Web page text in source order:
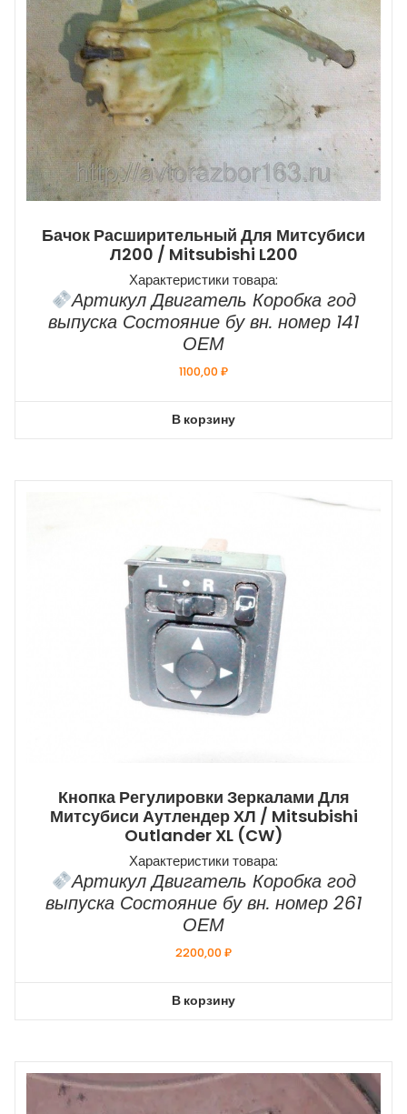
Бачок Расширительный Для Митсубиси
Л200 / Mitsubishi L200
Характеристики товара:
Артикул Двигатель Коробка год
выпуска Состояние бу вн. номер 141
ОЕМ
1100,00₽
В корзину
Кнопка Регулировки Зеркалами Для
Митсубиси Аутлендер ХЛ / Mitsubishi
Outlander XL (CW)
Характеристики товара:
Артикул Двигатель Коробка год
выпуска Состояние бу вн. номер 261
ОЕМ
2200,00₽
В корзину